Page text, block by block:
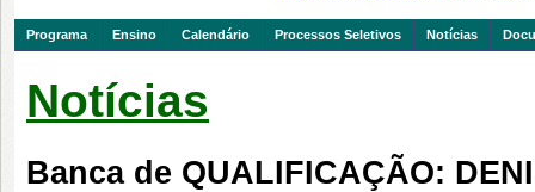
Programa Ensino Calendário Processos Seletivos Notícias
Notícias
Banca de QUALIFICAÇÃO: